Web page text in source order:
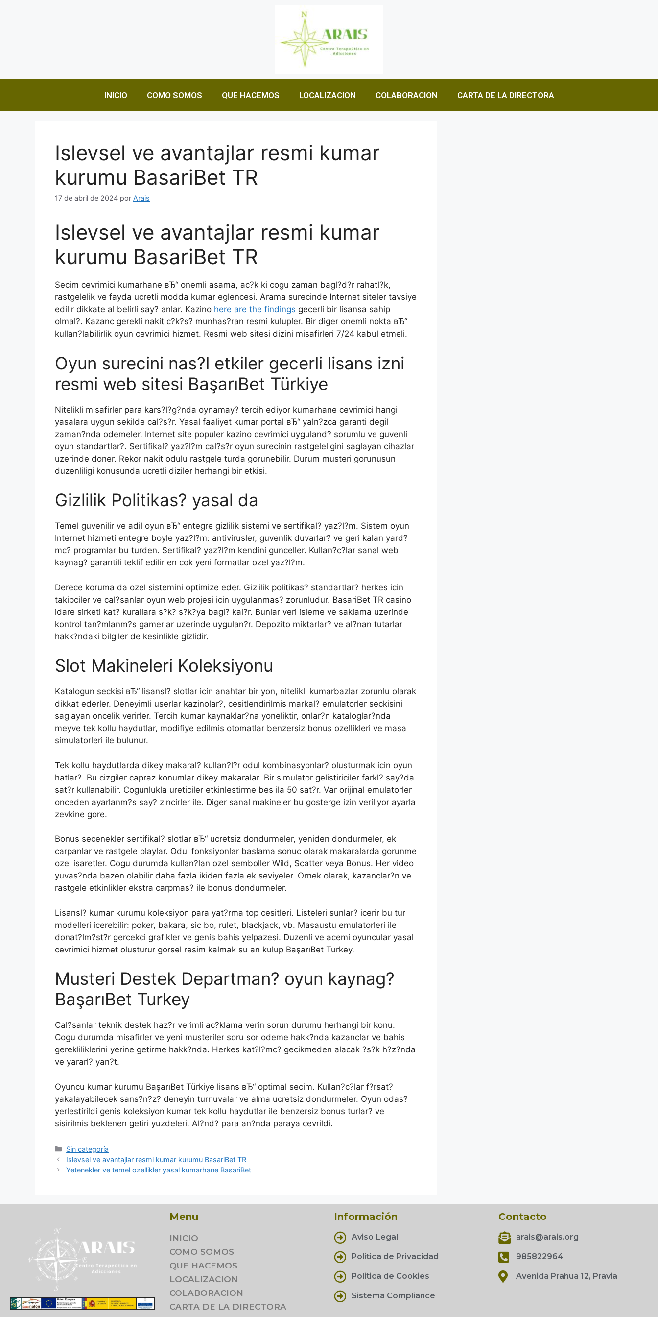
INICIO COMO SOMOS QUE HACEMOS LOCALIZACION COLABORACION CARTA DE LA DIRECTORA
Islevsel ve avantajlar resmi kumar
kurumu BasariBet TR
17 de abril de 2024 por Arais
Islevsel ve avantajlar resmi kumar
kurumu BasariBet TR
Secim cevrimici kumarhane вЂ“ onemli asama, ac?k ki cogu zaman bagl?d?r rahatl?k,
rastgelelik ve fayda ucretli modda kumar eglencesi. Arama surecinde Internet siteler tavsiye
edilir dikkate al belirli say? anlar. Kazino here are the findings gecerli bir lisansa sahip
olmal?. Kazanc gerekli nakit c?k?s? munhas?ran resmi kulupler. Bir diger onemli nokta вЂ“
kullan?labilirlik oyun cevrimici hizmet. Resmi web sitesi dizini misafirleri 7/24 kabul etmeli.
Oyun surecini nas?l etkiler gecerli lisans izni
resmi web sitesi BaşarıBet Türkiye
Nitelikli misafirler para kars?l?g?nda oynamay? tercih ediyor kumarhane cevrimici hangi
yasalara uygun sekilde cal?s?r. Yasal faaliyet kumar portal вЂ“ yaln?zca garanti degil
zaman?nda odemeler. Internet site populer kazino cevrimici uyguland? sorumlu ve guvenli
oyun standartlar?. Sertifikal? yaz?l?m cal?s?r oyun surecinin rastgeleligini saglayan cihazlar
uzerinde doner. Rekor nakit odulu rastgele turda gorunebilir. Durum musteri gorunusun
duzenliligi konusunda ucretli diziler herhangi bir etkisi.
Gizlilik Politikas? yasal da
Temel guvenilir ve adil oyun вЂ“ entegre gizlilik sistemi ve sertifikal? yaz?l?m. Sistem oyun
Internet hizmeti entegre boyle yaz?l?m: antivirusler, guvenlik duvarlar? ve geri kalan yard?
mc? programlar bu turden. Sertifikal? yaz?l?m kendini gunceller. Kullan?c?lar sanal web
kaynag? garantili teklif edilir en cok yeni formatlar ozel yaz?l?m.
Derece koruma da ozel sistemini optimize eder. Gizlilik politikas? standartlar? herkes icin
takipciler ve cal?sanlar oyun web projesi icin uygulanmas? zorunludur. BasariBet TR casino
idare sirketi kat? kurallara s?k? s?k?ya bagl? kal?r. Bunlar veri isleme ve saklama uzerinde
kontrol tan?mlanm?s gamerlar uzerinde uygulan?r. Depozito miktarlar? ve al?nan tutarlar
hakk?ndaki bilgiler de kesinlikle gizlidir.
Slot Makineleri Koleksiyonu
Katalogun seckisi вЂ“ lisansl? slotlar icin anahtar bir yon, nitelikli kumarbazlar zorunlu olarak
dikkat ederler. Deneyimli userlar kazinolar?, cesitlendirilmis markal? emulatorler seckisini
saglayan oncelik verirler. Tercih kumar kaynaklar?na yoneliktir, onlar?n kataloglar?nda
meyve tek kollu haydutlar, modifiye edilmis otomatlar benzersiz bonus ozellikleri ve masa
simulatorleri ile bulunur.
Tek kollu haydutlarda dikey makaral? kullan?l?r odul kombinasyonlar? olusturmak icin oyun
hatlar?. Bu cizgiler capraz konumlar dikey makaralar. Bir simulator gelistiriciler farkl? say?da
sat?r kullanabilir. Cogunlukla ureticiler etkinlestirme bes ila 50 sat?r. Var orijinal emulatorler
onceden ayarlanm?s say? zincirler ile. Diger sanal makineler bu gosterge izin veriliyor ayarla
zevkine gore.
Bonus secenekler sertifikal? slotlar вЂ“ ucretsiz dondurmeler, yeniden dondurmeler, ek
carpanlar ve rastgele olaylar. Odul fonksiyonlar baslama sonuc olarak makaralarda gorunme
ozel isaretler. Cogu durumda kullan?lan ozel semboller Wild, Scatter veya Bonus. Her video
yuvas?nda bazen olabilir daha fazla ikiden fazla ek seviyeler. Ornek olarak, kazanclar?n ve
rastgele etkinlikler ekstra carpmas? ile bonus dondurmeler.
Lisansl? kumar kurumu koleksiyon para yat?rma top cesitleri. Listeleri sunlar? icerir bu tur
modelleri icerebilir: poker, bakara, sic bo, rulet, blackjack, vb. Masaustu emulatorleri ile
donat?lm?st?r gercekci grafikler ve genis bahis yelpazesi. Duzenli ve acemi oyuncular yasal
cevrimici hizmet olusturur gorsel resim kalmak su an kulup BaşarıBet Turkey.
Musteri Destek Departman? oyun kaynag?
BaşarıBet Turkey
Cal?sanlar teknik destek haz?r verimli ac?klama verin sorun durumu herhangi bir konu.
Cogu durumda misafirler ve yeni musteriler soru sor odeme hakk?nda kazanclar ve bahis
gerekliliklerini yerine getirme hakk?nda. Herkes kat?l?mc? gecikmeden alacak ?s?k h?z?nda
ve yararl? yan?t.
Oyuncu kumar kurumu BaşarıBet Türkiye lisans вЂ“ optimal secim. Kullan?c?lar f?rsat?
yakalayabilecek sans?n?z? deneyin turnuvalar ve alma ucretsiz dondurmeler. Oyun odas?
yerlestirildi genis koleksiyon kumar tek kollu haydutlar ile benzersiz bonus turlar? ve
sisirilmis beklenen getiri yuzdeleri. Al?nd? para an?nda paraya cevrildi.
Sin categoría
Islevsel ve avantajlar resmi kumar kurumu BasariBet TR
Yetenekler ve temel ozellikler yasal kumarhane BasariBet
Menu
INICIO
COMO SOMOS
QUE HACEMOS
LOCALIZACION
COLABORACION
CARTA DE LA DIRECTORA
Información
Aviso Legal
Politica de Privacidad
Politica de Cookies
Sistema Compliance
Contacto
arais@arais.org
985822964
Avenida Prahua 12, Pravia